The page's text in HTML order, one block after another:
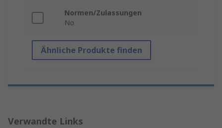
Normen/Zulassungen
No
Ähnliche Produkte finden
Verwandte Links